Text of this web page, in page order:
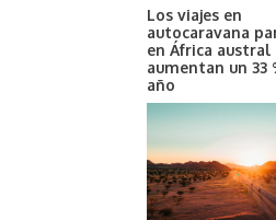
Los viajes en
autocaravana
en África austral
aumentan un 33
año